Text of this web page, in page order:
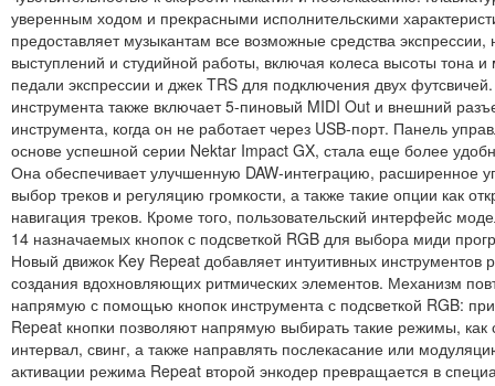
уверенным ходом и прекрасными исполнительскими
предоставляет музыкантам все возможные средства
выступлений и студийной работы, включая колеса высоты тона
педали экспрессии и джек TRS для подключения двух
инструмента также включает 5-пиновый MIDI Out и внешний
инструмента, когда он не работает через USB-порт. Панель
основе успешной серии Nektar Impact GX, стала еще более
Она обеспечивает улучшенную DAW-интеграцию, расширенное
выбор треков и регуляцию громкости, а также такие опции как
навигация треков. Кроме того, пользовательский интерфейс
14 назначаемых кнопок с подсветкой RGB для выбора миди
Новый движок Key Repeat добавляет интуитивных инструментов
создания вдохновляющих ритмических элементов. Механизм
напрямую с помощью кнопок инструмента с подсветкой RGB:
Repeat кнопки позволяют напрямую выбирать такие режимы, как
интервал, свинг, а также направлять послекасание или
активации режима Repeat второй энкодер превращается в